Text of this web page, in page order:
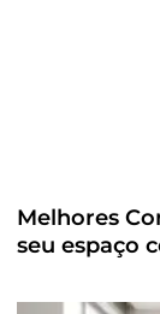
Melhores
seu espaço